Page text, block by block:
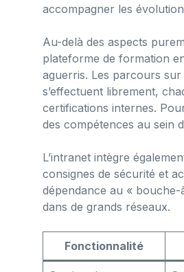
accompagner les
Au-delà des aspects
plateforme de formation
aguerris. Les parcours sur
s’effectuent librement,
certifications internes.
des compétences au sein
L’intranet intègre
consignes de sécurité et
dépendance au «
dans de grands réseaux.
Fonctionnalité